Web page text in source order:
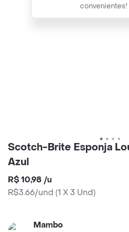
convenientes!
Scotch-Brite Esponja
Azul
R$ 10,98 /u
R$3.66/und (1 X 3 Und)
Mambo